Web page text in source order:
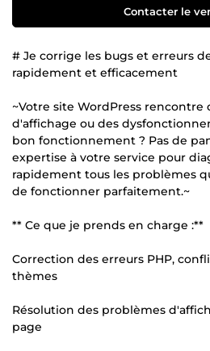
Contacter le
# Je corrige les bugs et erreurs
rapidement et efficacement
~Votre site WordPress rencontre
d'affichage ou des
bon fonctionnement ? Pas de
expertise à votre service pour
rapidement tous les problèmes
de fonctionner parfaitement.~
** Ce que je prends en charge :**
Correction des erreurs PHP,
thèmes
Résolution des problèmes
page